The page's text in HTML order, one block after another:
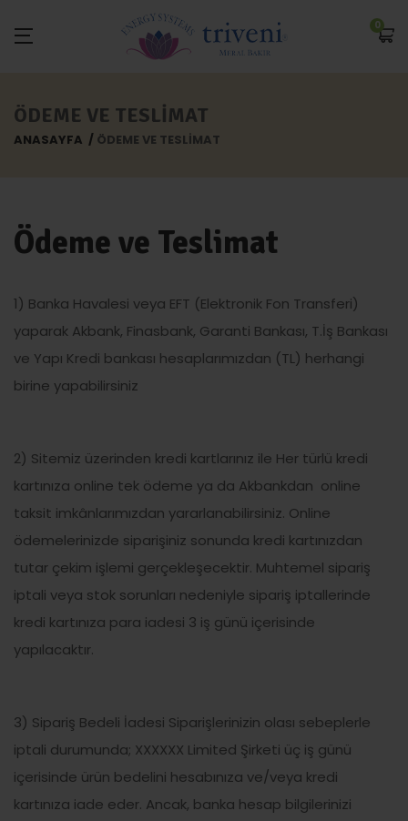
0
ÖDEME VE TESLIMAT
ANASAYFA ÖDEME VE TESLIMAT
Ödeme ve Teslimat
1) Banka Havalesi veya EFT (Elektronik Fon Transferi)
yaparak Akbank, Finasbank, Garanti Bankası, T.İş Bankası
ve Yapı Kredi bankası hesaplarımızdan (TL) herhangi
birine yapabilirsiniz
2) Sitemiz üzerinden kredi kartlarınız ile Her türlü kredi
kartınıza online tek ödeme ya da Akbankdan online
taksit imkânlarımızdan yararlanabilirsiniz. Online
ödemelerinizde siparişiniz sonunda kredi kartınızdan
tutar çekim işlemi gerçekleşecektir. Muhtemel sipariş
iptali veya stok sorunları nedeniyle sipariş iptallerinde
kredi kartınıza para iadesi 3 iş günü içerisinde
yapılacaktır.
3) Sipariş Bedeli İadesi Siparişlerinizin olası sebeplerle
iptali durumunda; XXXXXX Limited Şirketi üç iş günü
içerisinde ürün bedelini hesabınıza ve/veya kredi
kartınıza iade eder. Ancak, banka hesap bilgilerinizi